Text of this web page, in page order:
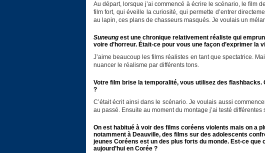
Au départ, lorsque j’ai commencé à écrire le scénario, le film
film fort, qui éveille la curiosité, qui permette d’entrer
au lapin, ces plans de chasseurs masqués. Je voulais un
Suneung est une chronique relativement réaliste qui
voire d’horreur. Était-ce pour vous une façon d’exprimer la
J’aime beaucoup les films réalistes en tant que spectatrice.
nuancer le réalisme par différents tons.
Votre film brise la temporalité, vous utilisez des
?
C’était écrit ainsi dans le scénario. Je voulais aussi
au passé. Ensuite au moment du montage j’ai testé différentes
On est habitué à voir des films coréens violents mais on a
notamment à Deauville, des films sur des adolescents
jeunes Coréens est un des plus forts du monde. Est-ce
aujourd’hui en Corée ?